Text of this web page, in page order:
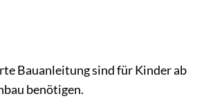
Bauanleitung sind für Kinder ab
benötigen.